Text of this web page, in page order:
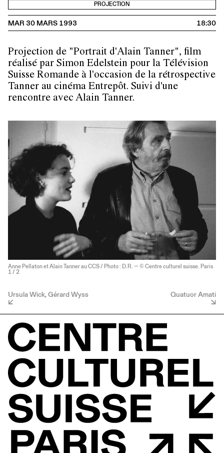
PROJECTION
MAR 30 MARS 1993 18:30
Projection de "Portrait d'Alain Tanner", film
réalisé par Simon Edelstein pour la Télévision
Suisse Romande à l'occasion de la rétrospective
Tanner au cinéma Entrepôt. Suivi d'une
rencontre avec Alain Tanner.
Anne Pellaton et Alain Tanner au CCS / Photo : D.R. — © Centre culturel suisse. Paris
1 / 2
Ursula Wick, Gérard Wyss Quatuor Amati